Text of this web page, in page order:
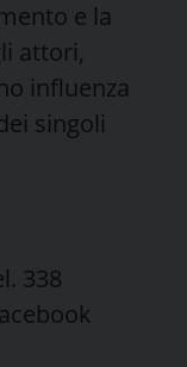
e la
attori,
influenza
singoli
338